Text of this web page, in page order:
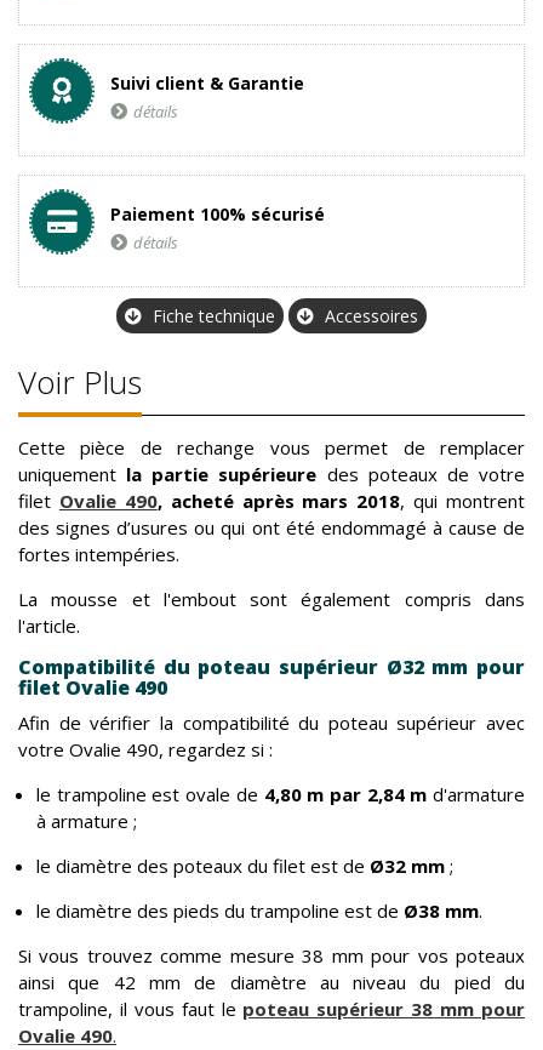
Suivi client & Garantie
détails
Paiement 100% sécurisé
détails
Fiche technique Accessoires
Voir Plus
Cette pièce de rechange vous permet de remplacer
uniquement la partie supérieure des poteaux de votre
filet Ovalie 490, acheté après mars 2018, qui montrent
des signes d’usures ou qui ont été endommagé à cause de
fortes intempéries.
La mousse et l'embout sont également compris dans
l'article.
Compatibilité du poteau supérieur Ø32 mm pour
filet Ovalie 490
Afin de vérifier la compatibilité du poteau supérieur avec
votre Ovalie 490, regardez si :
le trampoline est ovale de 4,80 m par 2,84 m d'armature
à armature ;
le diamètre des poteaux du filet est de Ø32 mm ;
le diamètre des pieds du trampoline est de Ø38 mm.
Si vous trouvez comme mesure 38 mm pour vos poteaux
ainsi que 42 mm de diamètre au niveau du pied du
trampoline, il vous faut le poteau supérieur 38 mm pour
Ovalie 490.